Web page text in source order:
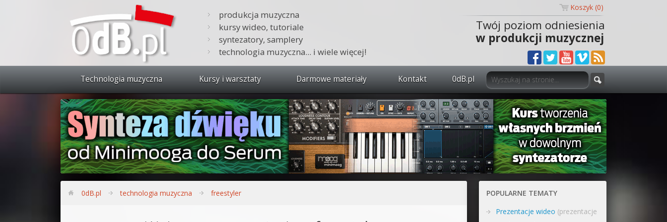
produkcja muzyczna
kursy wideo, tutoriale
syntezatory, samplery
technologia muzyczna... i wiele więcej!
Koszyk (0)
Twój poziom odniesienia
w produkcji muzycznej
Technologia muzyczna Kursy i warsztaty
Zobacz wszystkie kursy i warsztaty
Synteza dźwięku 🔥
Produkcja muzyczna w praktyce
Bitwig Studio od podstaw
Darmowe materiały Kontakt 0dB.pl
0dB.pl - informacje
Newsletter
Materiały dla mediów
Archiwum aktualności
0dB.pl technologia muzyczna freestyler
POPULARNE TEMATY
Prezentacje wideo (prezentacje